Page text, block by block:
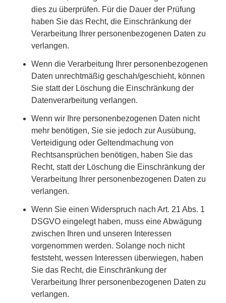
dies zu überprüfen. Für die Dauer der Prüfung
haben Sie das Recht, die Einschränkung der
Verarbeitung Ihrer personenbezogenen Daten zu
verlangen.
Wenn die Verarbeitung Ihrer personenbezogenen
Daten unrechtmäßig geschah/geschieht, können
Sie statt der Löschung die Einschränkung der
Datenverarbeitung verlangen.
Wenn wir Ihre personenbezogenen Daten nicht
mehr benötigen, Sie sie jedoch zur Ausübung,
Verteidigung oder Geltendmachung von
Rechtsansprüchen benötigen, haben Sie das
Recht, statt der Löschung die Einschränkung der
Verarbeitung Ihrer personenbezogenen Daten zu
verlangen.
Wenn Sie einen Widerspruch nach Art. 21 Abs. 1
DSGVO eingelegt haben, muss eine Abwägung
zwischen Ihren und unseren Interessen
vorgenommen werden. Solange noch nicht
feststeht, wessen Interessen überwiegen, haben
Sie das Recht, die Einschränkung der
Verarbeitung Ihrer personenbezogenen Daten zu
verlangen.